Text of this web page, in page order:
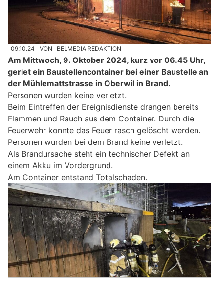
09.10.24 VON BELMEDIA REDAKTION
Am Mittwoch, 9. Oktober 2024, kurz vor 06.45 Uhr,
geriet ein Baustellencontainer bei einer Baustelle an
der Mühlemattstrasse in Oberwil in Brand.
Personen wurden keine verletzt.
Beim Eintreffen der Ereignisdienste drangen bereits
Flammen und Rauch aus dem Container. Durch die
Feuerwehr konnte das Feuer rasch gelöscht werden.
Personen wurden bei dem Brand keine verletzt.
Als Brandursache steht ein technischer Defekt an
einem Akku im Vordergrund.
Am Container entstand Totalschaden.